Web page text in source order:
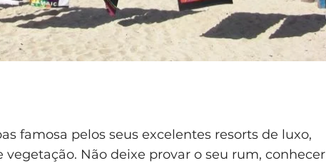
famosa pelos seus excelentes resorts de luxo,
Não deixe provar o seu rum, conhecer